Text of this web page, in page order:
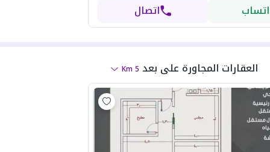
اتصال
العقارات المجاورة على بعد 5
Km